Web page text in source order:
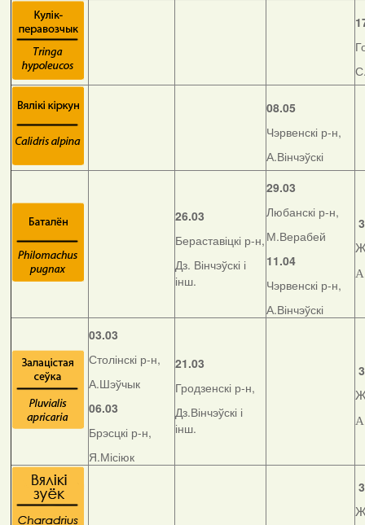
08.05
Чэрвенскі р-н,
А.Вінчэўскі
26.03
Бераставіцкі р-н,
Дз. Вінчэўскі і
інш.
29.03
Любанскі р-н,
М.Верабей
11.04
Чэрвенскі р-н,
А.Вінчэўскі
03.03
Столінскі р-н,
А.Шэўчык
06.03
Брэсцкі р-н,
Я.Місіюк
21.03
Гродзенскі р-н,
Дз.Вінчэўскі і
інш.